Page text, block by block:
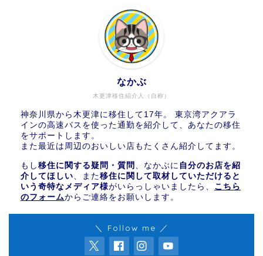
木更津移住紹介人（自称）
なかぶ
神奈川県から木更津に移住して17年。 東京湾アクアラ
インの高速バスを使った通勤を紹介して、あなたの移住
をサポートします。
また最近は周辺のおいしい店もたくさん紹介してます。
もし 移住に関する疑問・質問 、なかぶに 自分のお店を紹
介してほしい、また移住に関して取材していただけると
いう奇特なメディア様がいらっしゃいましたら、 こちら
のフォームからご連絡をお願いします。
＼ Follow me ／